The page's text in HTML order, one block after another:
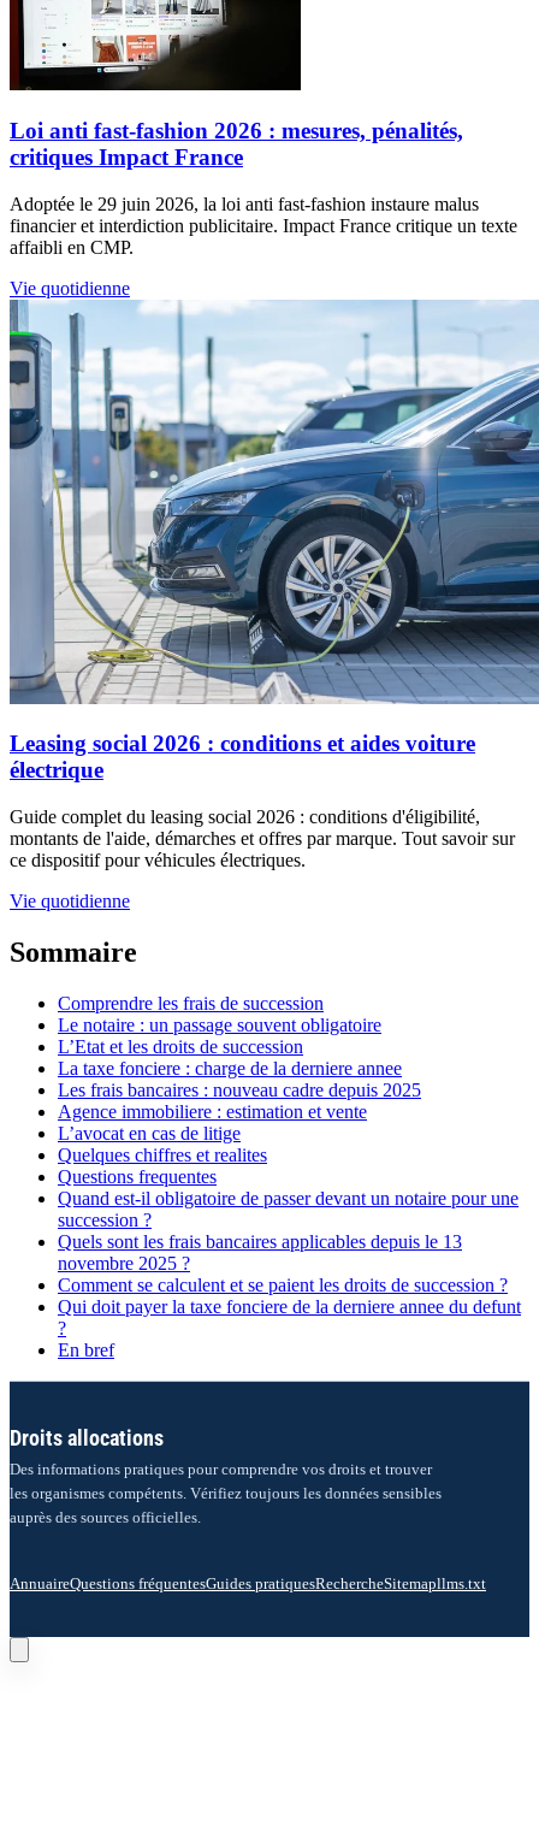
Loi anti fast-fashion 2026 : mesures, pénalités,
critiques Impact France
Adoptée le 29 juin 2026, la loi anti fast-fashion instaure malus
financier et interdiction publicitaire. Impact France critique un texte
affaibli en CMP.
Vie quotidienne
Leasing social 2026 : conditions et aides voiture
électrique
Guide complet du leasing social 2026 : conditions d'éligibilité,
montants de l'aide, démarches et offres par marque. Tout savoir sur
ce dispositif pour véhicules électriques.
Vie quotidienne
Sommaire
Comprendre les frais de succession
Le notaire : un passage souvent obligatoire
L’Etat et les droits de succession
La taxe fonciere : charge de la derniere annee
Les frais bancaires : nouveau cadre depuis 2025
Agence immobiliere : estimation et vente
L’avocat en cas de litige
Quelques chiffres et realites
Questions frequentes
Quand est-il obligatoire de passer devant un notaire pour une
succession ?
Quels sont les frais bancaires applicables depuis le 13
novembre 2025 ?
Comment se calculent et se paient les droits de succession ?
Qui doit payer la taxe fonciere de la derniere annee du defunt
?
En bref
Droits allocations
Des informations pratiques pour comprendre vos droits et trouver
les organismes compétents. Vérifiez toujours les données sensibles
auprès des sources officielles.
AnnuaireQuestions fréquentesGuides pratiquesRechercheSitemapllms.txt